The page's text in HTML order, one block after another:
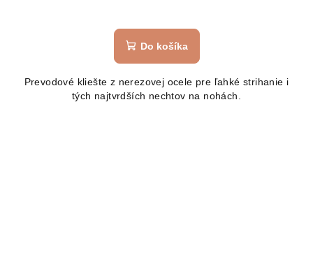
Do košíka
Prevodové kliešte z nerezovej ocele pre ľahké strihanie i
tých najtvrdších nechtov na nohách.